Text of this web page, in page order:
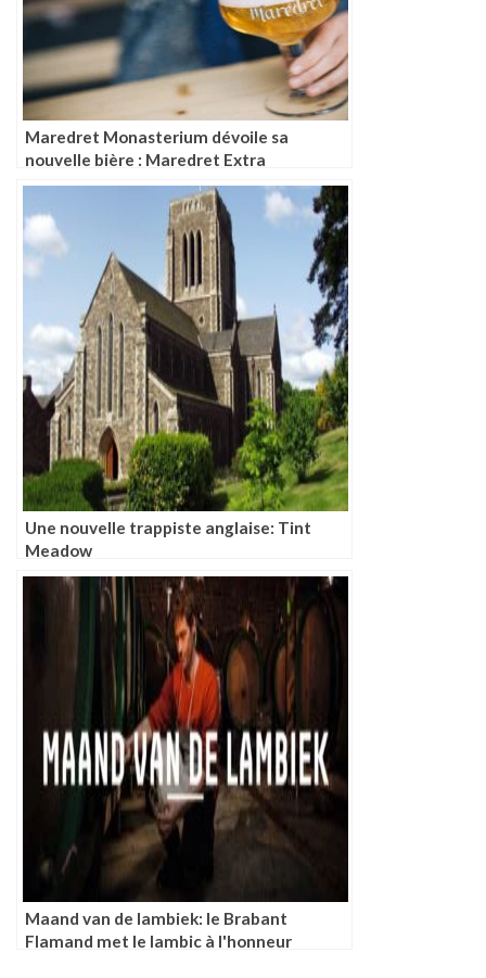
Maredret Monasterium dévoile sa
nouvelle bière : Maredret Extra
Une nouvelle trappiste anglaise: Tint
Meadow
Maand van de lambiek: le Brabant
Flamand met le lambic à l'honneur